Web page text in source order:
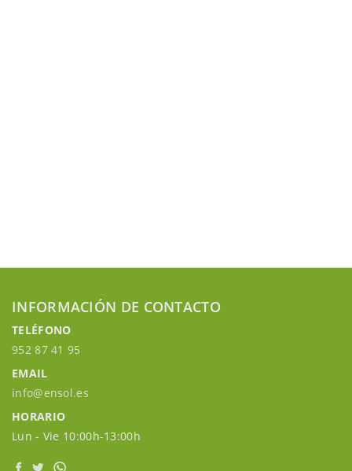
INFORMACIÓN DE CONTACTO
TELÉFONO
952 87 41 95
EMAIL
info@ensol.es
HORARIO
Lun - Vie 10:00h-13:00h